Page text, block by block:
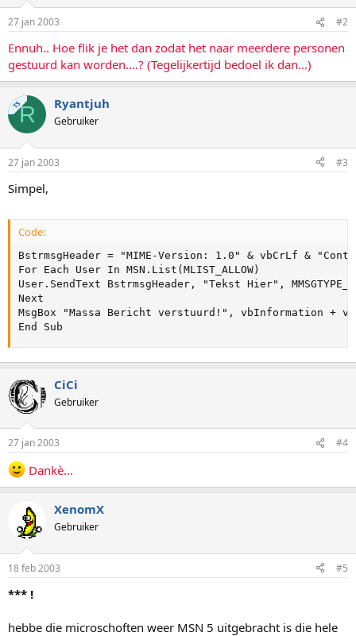
27 jan 2003 #2
Ennuh.. Hoe flik je het dan zodat het naar meerdere personen
gestuurd kan worden....? (Tegelijkertijd bedoel ik dan...)
TSR Ryantjuh
Gebruiker
27 jan 2003 #3
Simpel,
Code:
BstrmsgHeader = "MIME-Version: 1.0" & vbCrLf &
For Each User In MSN.List(MLIST_ALLOW)
User.SendText BstrmsgHeader, "Tekst Hier",
Next
MsgBox "Massa Bericht verstuurd!", vbInformation +
End Sub
CiCi
Gebruiker
27 jan 2003 #4
Dankè...
XenomX
Gebruiker
18 feb 2003 #5
*** !
hebbe die microschoften weer MSN 5 uitgebracht is die hele